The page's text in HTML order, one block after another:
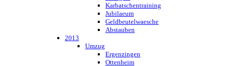
Karbatschentraining
Jubilaeum
Geldbeutelwaesche
Abstauben
2013
Umzug
Ergenzingen
Ottenheim